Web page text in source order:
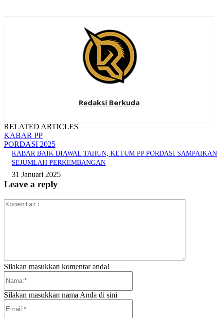
Redaksi Berkuda
RELATED ARTICLES
KABAR PP
PORDASI 2025
KABAR BAIK DIAWAL TAHUN, KETUM PP PORDASI SAMPAIKAN
SEJUMLAH PERKEMBANGAN
31 Januari 2025
Leave a reply
Silakan masukkan komentar anda!
Silakan masukkan nama Anda di sini